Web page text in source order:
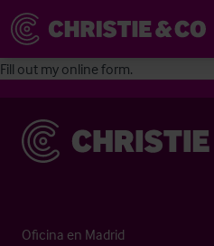
Fill out my online form.
Christie & Co
Oficina en Madrid